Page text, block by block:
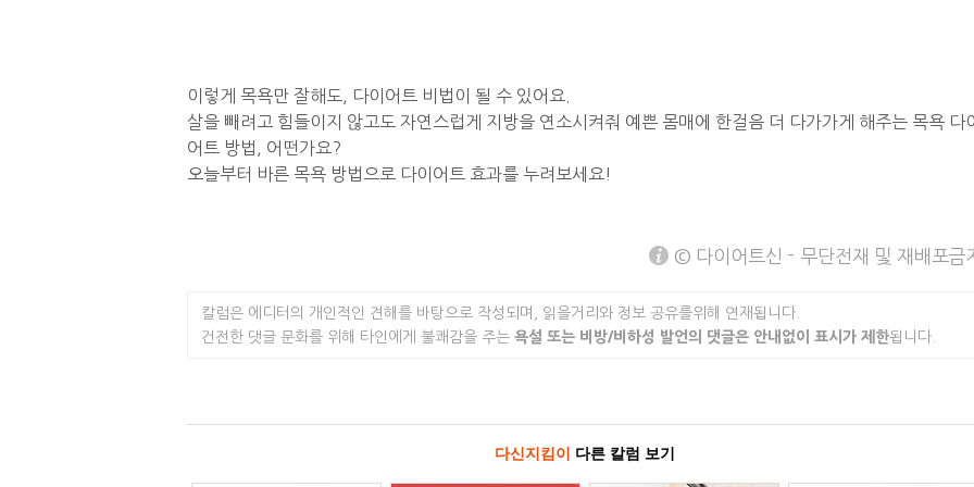
이렇게 목욕만 잘해도, 다이어트 비법이 될 수 있어요.
살을 빼려고 힘들이지 않고도 자연스럽게 지방을 연소시켜줘 예쁜 몸매에 한걸음 더 다가가게 해주는 목욕 다
어트 방법, 어떤가요?
오늘부터 바른 목욕 방법으로 다이어트 효과를 누려보세요!
© 다이어트신 - 무단전재 및 재배포금
칼럼은 에디터의 개인적인 견해를 바탕으로 작성되며, 읽을거리와 정보 공유를위해 연재됩니다.
건전한 댓글 문화를 위해 타인에게 불쾌감을 주는 욕설 또는 비방/비하성 발언의 댓글은 안내없이 표시가 제한됩니다.
다신지킴이 다른 칼럼 보기